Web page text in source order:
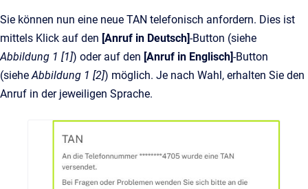
Sie können nun eine neue TAN telefonisch anfordern. Dies ist
mittels Klick auf den [Anruf in Deutsch]-Button (siehe
Abbildung 1 [1]) oder auf den [Anruf in Englisch]-Button
(sieheAbbildung 1 [2]) möglich. Je nach Wahl, erhalten Sie den
Anruf in der jeweiligen Sprache.